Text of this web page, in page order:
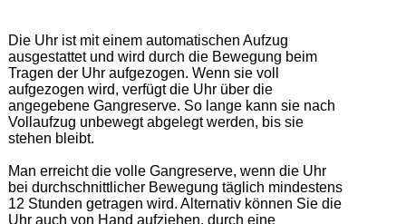
Die Uhr ist mit einem automatischen Aufzug
ausgestattet und wird durch die Bewegung beim
Tragen der Uhr aufgezogen. Wenn sie voll
aufgezogen wird, verfügt die Uhr über die
angegebene Gangreserve. So lange kann sie nach
Vollaufzug unbewegt abgelegt werden, bis sie
stehen bleibt.
Man erreicht die volle Gangreserve, wenn die Uhr
bei durchschnittlicher Bewegung täglich mindestens
12 Stunden getragen wird. Alternativ können Sie die
Uhr auch von Hand aufziehen, durch eine